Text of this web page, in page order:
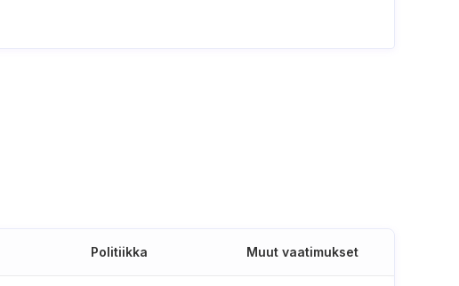
Politiikka Muut vaatimukset